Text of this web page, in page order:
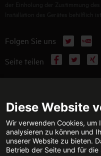
Folgen Sie uns X
Seite teilen
Facebook
X Xing
TECHNISCHE BERATUNG
Diese Website
Wir verwenden Cookies, um
analysieren zu können und
unserer Website zu bieten.
Betrieb der Seite und für